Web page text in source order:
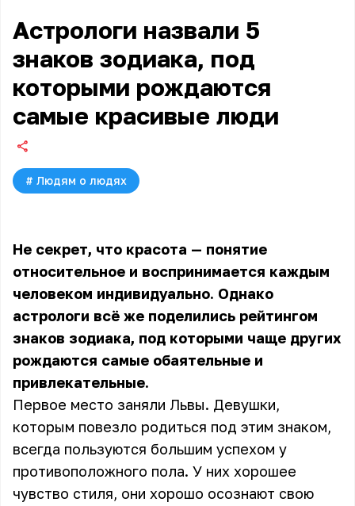
Астрологи назвали 5
знаков зодиака, под
которыми рождаются
самые красивые люди
# Людям о людях
Не секрет, что красота — понятие
относительное и воспринимается каждым
человеком индивидуально. Однако
астрологи всё же поделились рейтингом
знаков зодиака, под которыми чаще других
рождаются самые обаятельные и
привлекательные.
Первое место заняли Львы. Девушки,
которым повезло родиться под этим знаком,
всегда пользуются большим успехом у
противоположного пола. У них хорошее
чувство стиля, они хорошо осознают свою